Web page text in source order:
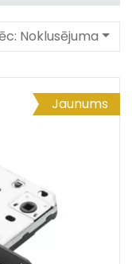
Noklusējuma
Jaunums